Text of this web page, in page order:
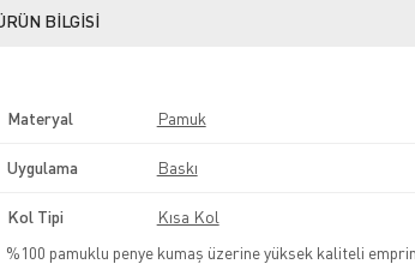
BILGISI
Materyal Pamuk
Uygulama Baskı
Kol Tipi
Kısa Kol
%100 pamuklu penye kumaş üzerine yüksek kaliteli